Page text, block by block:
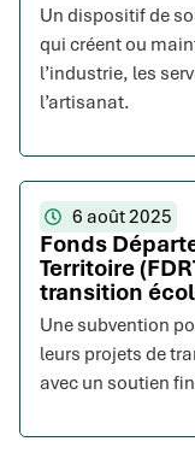
Un dispositif de
qui créent ou
l’industrie, les
l’artisanat.
6 août 2025
Fonds
Territoire
transition
Une subvention
leurs projets de
avec un soutien